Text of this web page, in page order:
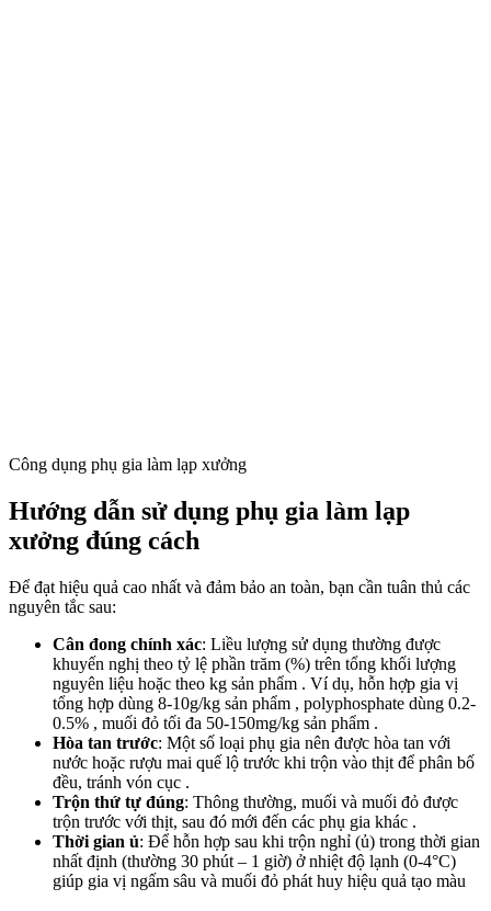
Công dụng phụ gia làm lạp xưởng
Hướng dẫn sử dụng phụ gia làm lạp
xưởng đúng cách
Để đạt hiệu quả cao nhất và đảm bảo an toàn, bạn cần tuân thủ các
nguyên tắc sau:
Cân đong chính xác: Liều lượng sử dụng thường được
khuyến nghị theo tỷ lệ phần trăm (%) trên tổng khối lượng
nguyên liệu hoặc theo kg sản phẩm . Ví dụ, hỗn hợp gia vị
tổng hợp dùng 8-10g/kg sản phẩm , polyphosphate dùng 0.2-
0.5% , muối đỏ tối đa 50-150mg/kg sản phẩm .
Hòa tan trước: Một số loại phụ gia nên được hòa tan với
nước hoặc rượu mai quế lộ trước khi trộn vào thịt để phân bố
đều, tránh vón cục .
Trộn thứ tự đúng: Thông thường, muối và muối đỏ được
trộn trước với thịt, sau đó mới đến các phụ gia khác .
Thời gian ủ: Để hỗn hợp sau khi trộn nghỉ (ủ) trong thời gian
nhất định (thường 30 phút – 1 giờ) ở nhiệt độ lạnh (0-4°C)
giúp gia vị ngấm sâu và muối đỏ phát huy hiệu quả tạo màu